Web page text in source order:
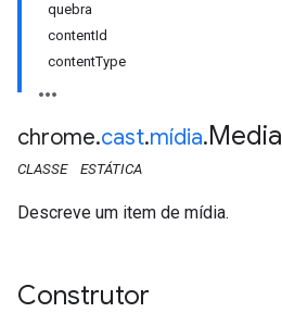
quebra
contentId
contentType
chrome.cast.mídia.Media
CLASSE ESTÁTICA
Descreve um item de mídia.
Construtor